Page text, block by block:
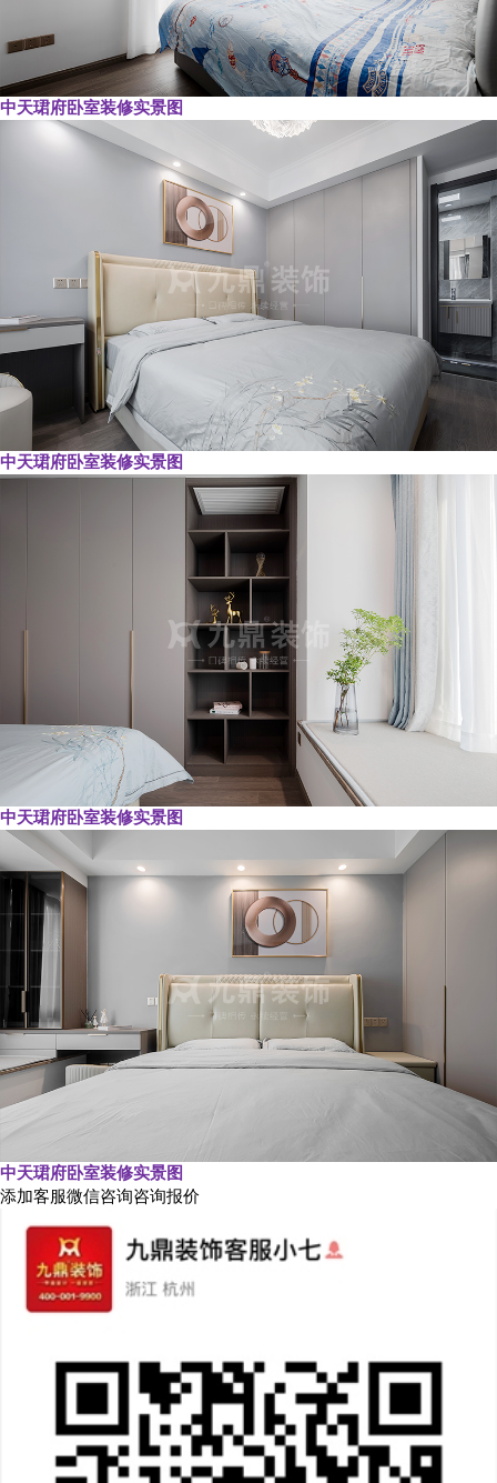
中天珺府卧室装修实景图
中天珺府卧室装修实景图
中天珺府卧室装修实景图
中天珺府卧室装修实景图
添加客服微信咨询咨询报价